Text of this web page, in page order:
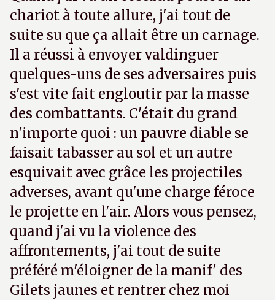
chariot à toute allure, j'ai tout de
suite su que ça allait être un carnage.
Il a réussi à envoyer valdinguer
quelques-uns de ses adversaires puis
s'est vite fait engloutir par la masse
des combattants. C'était du grand
n'importe quoi : un pauvre diable se
faisait tabasser au sol et un autre
esquivait avec grâce les projectiles
adverses, avant qu'une charge féroce
le projette en l'air. Alors vous pensez,
quand j'ai vu la violence des
affrontements, j'ai tout de suite
préféré m'éloigner de la manif' des
Gilets jaunes et rentrer chez moi